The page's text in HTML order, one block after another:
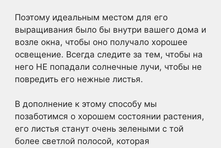
Поэтому идеальным местом для его
выращивания было бы внутри вашего дома и
возле окна, чтобы оно получало хорошее
освещение. Всегда следите за тем, чтобы на
него НЕ попадали солнечные лучи, чтобы не
повредить его нежные листья.
В дополнение к этому способу мы
позаботимся о хорошем состоянии растения,
его листья станут очень зелеными с той
более светлой полосой, которая